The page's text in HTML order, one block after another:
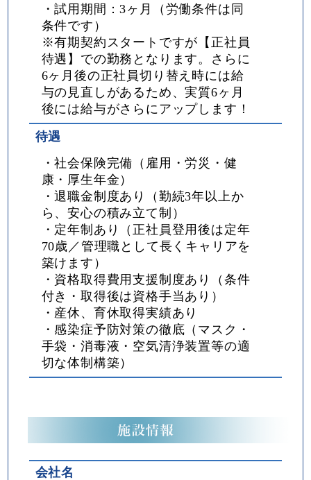
・試用期間：3ヶ月（労働条件は同
条件です）
※有期契約スタートですが【正社員
待遇】での勤務となります。さらに
6ヶ月後の正社員切り替え時には給
与の見直しがあるため、実質6ヶ月
後には給与がさらにアップします！
待遇
・社会保険完備（雇用・労災・健
康・厚生年金）
・退職金制度あり（勤続3年以上か
ら、安心の積み立て制）
・定年制あり（正社員登用後は定年
70歳／管理職として長くキャリアを
築けます）
・資格取得費用支援制度あり（条件
付き・取得後は資格手当あり）
・産休、育休取得実績あり
・感染症予防対策の徹底（マスク・
手袋・消毒液・空気清浄装置等の適
切な体制構築）
会社名